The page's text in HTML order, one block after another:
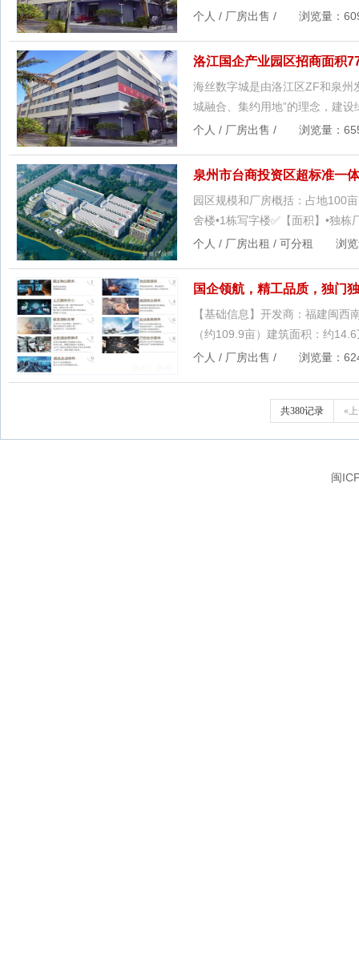
个人 / 厂房出售 / 浏览量：
洛江国企产业园区招商面积
海丝数字城是由洛江区ZF和泉州
城融合、集约用地”的理念，建
个人 / 厂房出售 / 浏览量：
泉州市台商投资区超标准一
园区规模和厂房概括：占地100
舍楼•1栋写字楼✅【面积】•独
个人 / 厂房出租 / 可分租 浏
国企领航，精工品质，独门
【基础信息】开发商：福建闽
（约109.9亩）建筑面积：约
个人 / 厂房出售 / 浏览量：
共380记录 «
闽